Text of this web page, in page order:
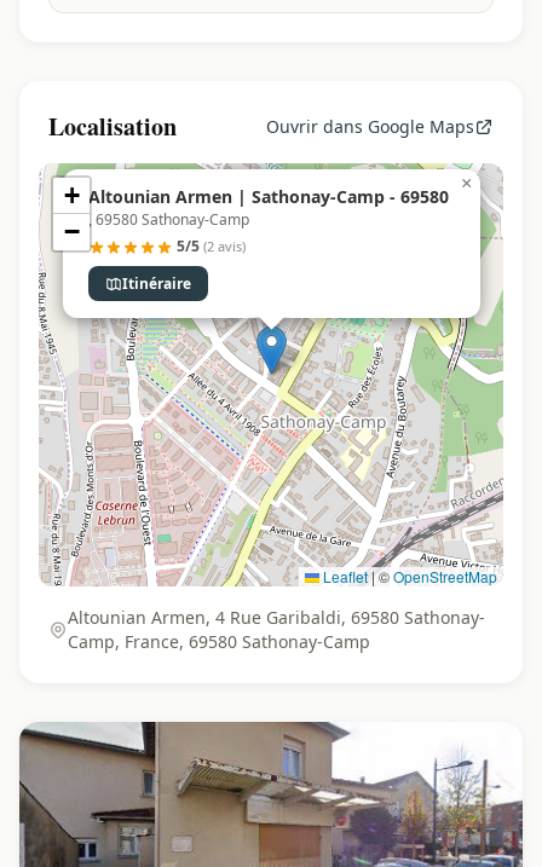
Localisation Ouvrir dans Google Maps
Altounian Armen | Sathonay-Camp - 69580
, 69580 Sathonay-Camp
5/5 (2 avis)
Itinéraire
×
+
−
Leaflet|©OpenStreetMap
Altounian Armen, 4 Rue Garibaldi, 69580 Sathonay-
Camp, France, 69580 Sathonay-Camp